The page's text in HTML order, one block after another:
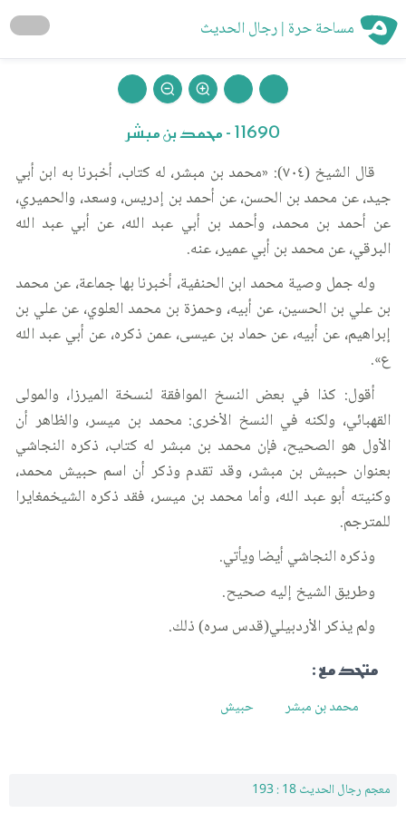
مساحة حرة | رجال الحديث
11690 - محمد بن مبشر
قال الشيخ (٧٠٤): «محمد بن مبشر، له كتاب، أخبرنا به ابن أبي
جيد، عن محمد بن الحسن، عن أحمد بن إدريس، وسعد، والحميري،
عن أحمد بن محمد، وأحمد بن أبي عبد الله، عن أبي عبد الله
البرقي، عن محمد بن أبي عمير، عنه.
وله جمل وصية محمد ابن الحنفية، أخبرنا بها جماعة، عن محمد
بن علي بن الحسين، عن أبيه، وحمزة بن محمد العلوي، عن علي بن
إبراهيم، عن أبيه، عن حماد بن عيسى، عمن ذكره، عن أبي عبد الله
ع».
أقول: كذا في بعض النسخ الموافقة لنسخة الميرزا، والمولى
القهبائي، ولكنه في النسخ الأخرى: محمد بن ميسر، والظاهر أن
الأول هو الصحيح، فإن محمد بن مبشر له كتاب، ذكره النجاشي
بعنوان حبيش بن مبشر، وقد تقدم وذكر أن اسم حبيش محمد،
وكنيته أبو عبد الله، وأما محمد بن ميسر، فقد ذكره الشيخمغايرا
للمترجم.
وذكره النجاشي أيضا ويأتي.
وطريق الشيخ إليه صحيح.
ولم يذكر الأردبيلي(قدس سره) ذلك.
متحد مع :
محمد بن مبشر حبيش
معجم رجال الحديث 18 : 193